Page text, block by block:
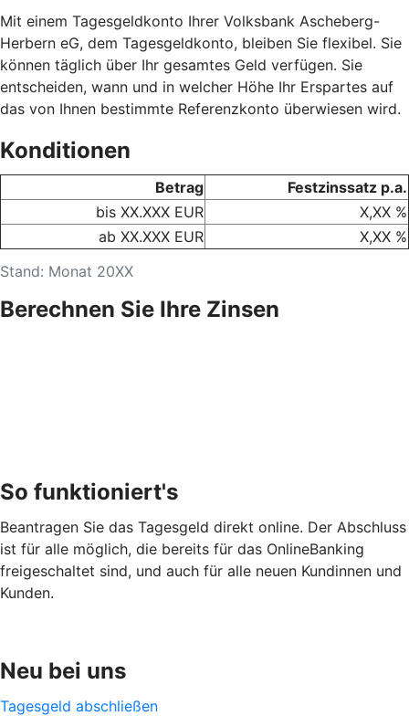
Mit einem Tagesgeldkonto Ihrer Volksbank Ascheberg-
Herbern eG, dem Tagesgeldkonto, bleiben Sie flexibel. Sie
können täglich über Ihr gesamtes Geld verfügen. Sie
entscheiden, wann und in welcher Höhe Ihr Erspartes auf
das von Ihnen bestimmte Referenzkonto überwiesen wird.
Konditionen
Stand: Monat 20XX
Betrag
Festzinssatz p.a.
bis XX.XXX EUR
X,XX %
ab XX.XXX EUR
X,XX %
Berechnen Sie Ihre Zinsen
So funktioniert's
Beantragen Sie das Tagesgeld direkt online. Der Abschluss
ist für alle möglich, die bereits für das OnlineBanking
freigeschaltet sind, und auch für alle neuen Kundinnen und
Kunden.
Neu bei uns
Tagesgeld abschließen